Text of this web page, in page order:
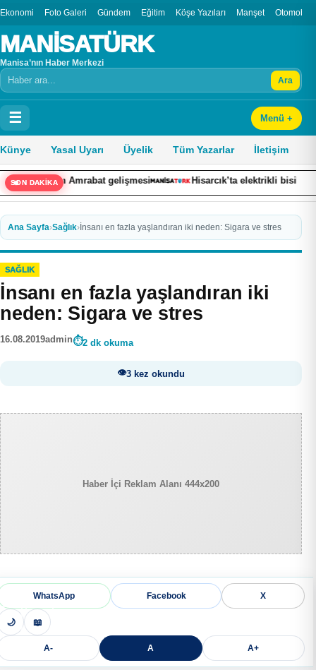
Ekonomi Foto Galeri Gündem Eğitim Köşe Yazıları Manşet Otomobil
MANİSATÜRK
Manisa’nın Haber Merkezi
Arama Ara
☰ Menü +
Künye Yasal Uyarı Üyelik Tüm Yazarlar İletişim
SON DAKİKA
Amrabat gelişmesi Hisarcık’ta elektrikli bisiklet kazası: 14
Ana Sayfa›Sağlık› İnsanı en fazla yaşlandıran iki neden: Sigara ve stres
SAĞLIK
İnsanı en fazla yaşlandıran iki
neden: Sigara ve stres
16.08.2019admin 2 dk okuma
3 kez okundu
Haber İçi Reklam Alanı 444x200
WhatsApp Facebook X
🌙 📖
A- A A+